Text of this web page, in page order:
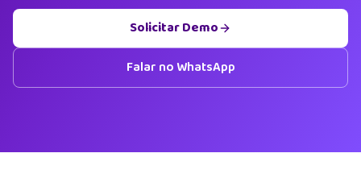
Solicitar Demo
Falar no WhatsApp